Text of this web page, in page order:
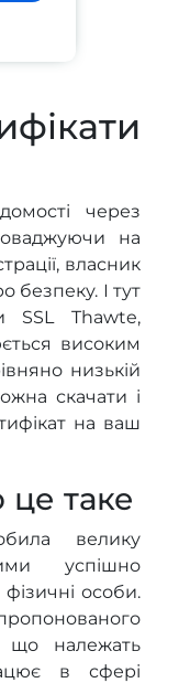
через
на
власник
безпеку. І тут
SSL Thawte,
високим
низькій
скачати і
на ваш
таке
велику
успішно
особи.
що належать
в сфері